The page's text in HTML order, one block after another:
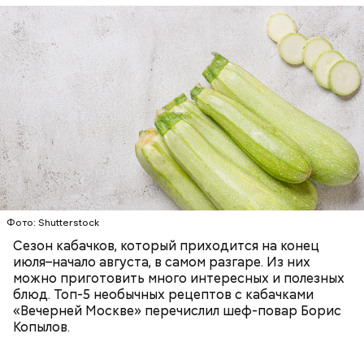
Фото: Shutterstock
Сезон кабачков, который приходится на конец
июля–начало августа, в самом разгаре. Из них
можно приготовить много интересных и полезных
блюд. Топ-5 необычных рецептов с кабачками
«Вечерней Москве» перечислил шеф-повар Борис
Копылов.
Ингредиенты:
ЕДА ОВОЩИ РЕЦЕПТЫ
Вред дыни
Фото: Shutterstock